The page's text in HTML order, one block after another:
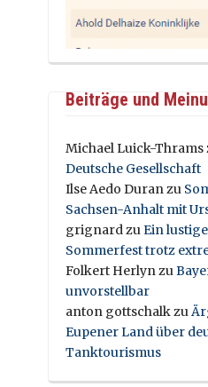
Beiträge und
Michael Luick-Thrams
Deutsche Gesellschaft
Ilse Aedo Duranzu
Sachsen-Anhalt mit
grignardzuEin
Sommerfest trotz
Folkert Herlynzu
unvorstellbar
anton gottschalkzu
Eupener Land über
Tanktourismus